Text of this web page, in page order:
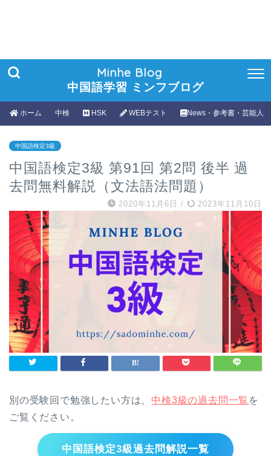
Minhe Blog
中国語学習 ミンフブログ
ホーム 中検 HSK WEBテスト News・参考書・芸能人
中国語検定3級
中国語検定3級 第91回 第2問 後半 過
去問無料解説（文法語法問題）
2020年11月6日 / 2023年11月10日
別の受験回で勉強したい方は、 中検3級の過去問一覧 を
ご覧ください。
中国語検定3級過去問解説一覧